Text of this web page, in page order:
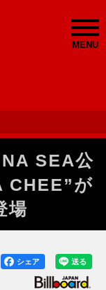
MENU
SEA公
CHEE”が
場
送る
シェア